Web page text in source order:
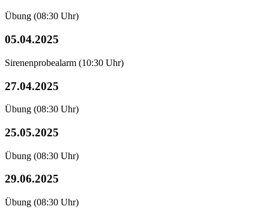
Übung (08:30 Uhr)
05.04.2025
Sirenenprobealarm (10:30 Uhr)
27.04.2025
Übung (08:30 Uhr)
25.05.2025
Übung (08:30 Uhr)
29.06.2025
Übung (08:30 Uhr)